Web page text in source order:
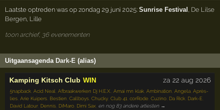
Laatste optreden was op zondag 29 juni 2025:Sunrise Festival De Lilse
Bergen Lille
toon archief, 36 evenementen
Uitgaansagenda Dark-E (alias)
Kamping Kitsch Club WIN za 22 aug 2026
5napback ,Acid Neal ,Afbraakwerken Dj H.E.X. ,Amai mn klak ,Ambination ,Angela ,Après-
lies ,Arie Kuipers Bestien ,Callboys ,Chucky ,Club 41 ,corRode ,Cuzino Da Rick Dark-E
David Latour Dennis DiMaro Dimi Sax en nog 83 andere artiesten →